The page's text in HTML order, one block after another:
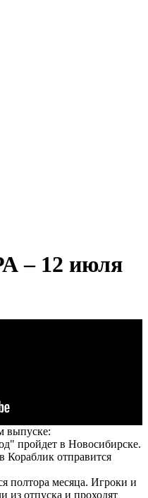
– 12 июля
выпуске:
пройдет в Новосибирске.
Кораблик отправится
полтора месяца. Игроки и
отпуска и проходят